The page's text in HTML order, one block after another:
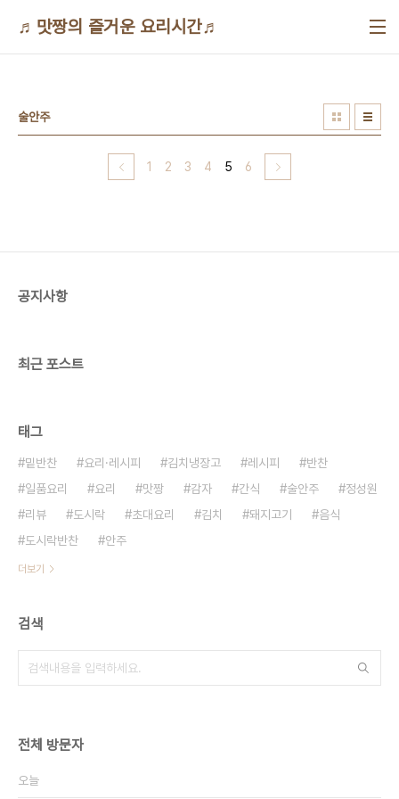
♬맛짱의 즐거운 요리시간♬
술안주
1 2 3 4 5 6
공지사항
최근 포스트
태그
밑반찬 요리·레시피 김치냉장고 레시피
반찬
일품요리
요리 맛짱 감자 간식 술안주
정성원
리뷰
도시락 초대요리 김치 돼지고기
음식
도시락반찬
안주
더보기
검색
전체 방문자
오늘